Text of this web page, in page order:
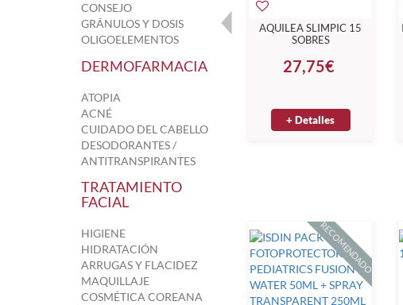
CONSEJO
GRÁNULOS Y DOSIS
OLIGOELEMENTOS
DERMOFARMACIA
ATOPIA
ACNÉ
CUIDADO DEL CABELLO
DESODORANTES /
ANTITRANSPIRANTES
TRATAMIENTO
FACIAL
HIGIENE
HIDRATACIÓN
ARRUGAS Y FLACIDEZ
MAQUILLAJE
COSMÉTICA COREANA
AQUILEA SLIMPIC 15
SOBRES
27,75€
+ Detalles
RECOMENDADO